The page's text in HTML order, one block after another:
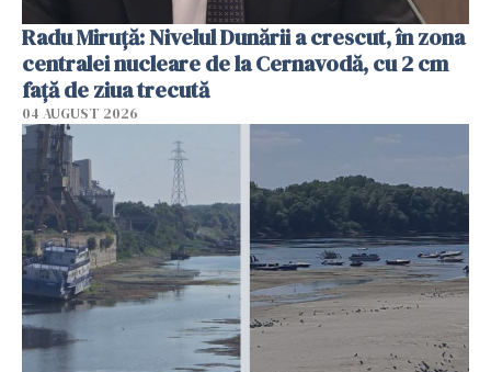
Radu Miruţă: Nivelul Dunării a crescut, în zona
centralei nucleare de la Cernavodă, cu 2 cm
faţă de ziua trecută
04 AUGUST 2026